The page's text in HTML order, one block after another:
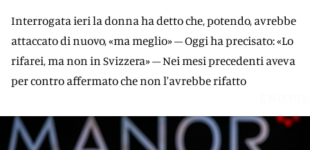
Interrogata ieri la donna ha detto che, potendo, avrebbe
attaccato di nuovo, «ma meglio» – Oggi ha precisato: «Lo
rifarei, ma non in Svizzera» – Nei mesi precedenti aveva
per contro affermato che non l'avrebbe rifatto